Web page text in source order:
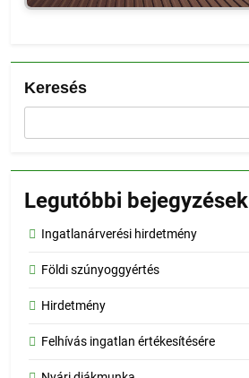
Keresés
Legutóbbi bejegyzések
Ingatlanárverési hirdetmény
Földi szúnyoggyértés
Hirdetmény
Felhívás ingatlan értékesítésére